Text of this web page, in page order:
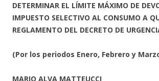
DETERMINAR EL LÍMITE MÁXIMO DE
IMPUESTO SELECTIVO AL CONSUMO A
REGLAMENTO DEL DECRETO DE
(Por los periodos Enero, Febrero y
MARIO ALVA MATTEUCCI